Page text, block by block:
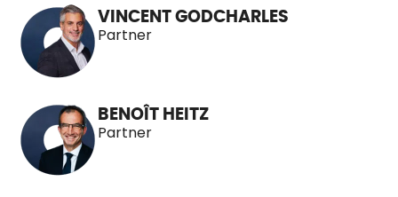
VINCENT GODCHARLES
Partner
BENOÎT HEITZ
Partner